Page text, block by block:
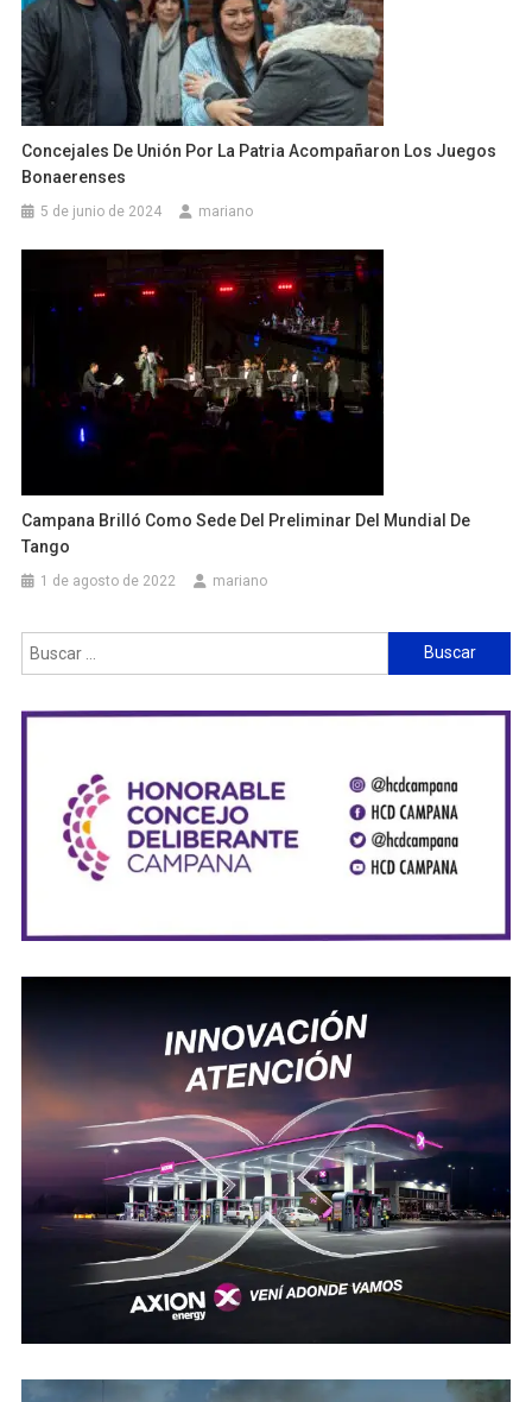
Concejales De Unión Por La Patria Acompañaron Los Juegos
Bonaerenses
5 de junio de 2024 mariano
Campana Brilló Como Sede Del Preliminar Del Mundial De
Tango
1 de agosto de 2022 mariano
Buscar: